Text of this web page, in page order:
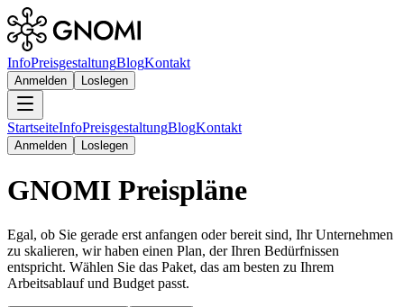
InfoPreisgestaltungBlogKontakt
Anmelden Loslegen
StartseiteInfoPreisgestaltungBlogKontakt
Anmelden Loslegen
GNOMI Preispläne
Egal, ob Sie gerade erst anfangen oder bereit sind, Ihr Unternehmen
zu skalieren, wir haben einen Plan, der Ihren Bedürfnissen
entspricht. Wählen Sie das Paket, das am besten zu Ihrem
Arbeitsablauf und Budget passt.